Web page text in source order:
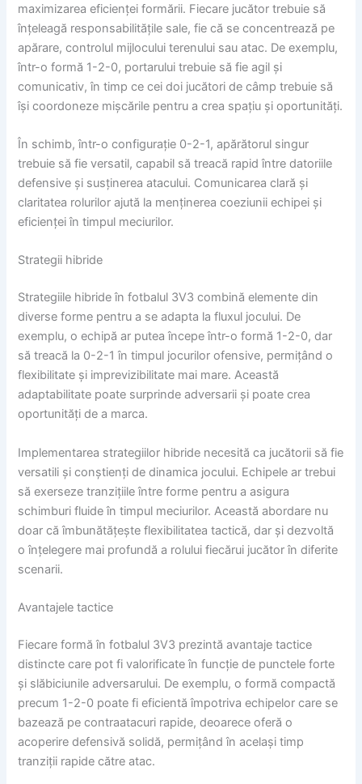
maximizarea eficienței formării. Fiecare jucător trebuie să
înțeleagă responsabilitățile sale, fie că se concentrează pe
apărare, controlul mijlocului terenului sau atac. De exemplu,
într-o formă 1-2-0, portarului trebuie să fie agil și
comunicativ, în timp ce cei doi jucători de câmp trebuie să
își coordoneze mișcările pentru a crea spațiu și oportunități.
În schimb, într-o configurație 0-2-1, apărătorul singur
trebuie să fie versatil, capabil să treacă rapid între datoriile
defensive și susținerea atacului. Comunicarea clară și
claritatea rolurilor ajută la menținerea coeziunii echipei și
eficienței în timpul meciurilor.
Strategii hibride
Strategiile hibride în fotbalul 3V3 combină elemente din
diverse forme pentru a se adapta la fluxul jocului. De
exemplu, o echipă ar putea începe într-o formă 1-2-0, dar
să treacă la 0-2-1 în timpul jocurilor ofensive, permițând o
flexibilitate și imprevizibilitate mai mare. Această
adaptabilitate poate surprinde adversarii și poate crea
oportunități de a marca.
Implementarea strategiilor hibride necesită ca jucătorii să fie
versatili și conștienți de dinamica jocului. Echipele ar trebui
să exerseze tranzițiile între forme pentru a asigura
schimburi fluide în timpul meciurilor. Această abordare nu
doar că îmbunătățește flexibilitatea tactică, dar și dezvoltă
o înțelegere mai profundă a rolului fiecărui jucător în diferite
scenarii.
Avantajele tactice
Fiecare formă în fotbalul 3V3 prezintă avantaje tactice
distincte care pot fi valorificate în funcție de punctele forte
și slăbiciunile adversarului. De exemplu, o formă compactă
precum 1-2-0 poate fi eficientă împotriva echipelor care se
bazează pe contraatacuri rapide, deoarece oferă o
acoperire defensivă solidă, permițând în același timp
tranziții rapide către atac.